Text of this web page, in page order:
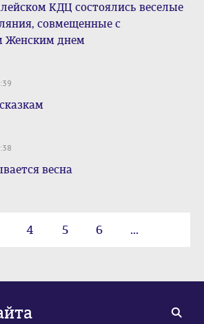
КДЦ состоялись веселые
совмещенные с
днем
весна
4 5 6 ...